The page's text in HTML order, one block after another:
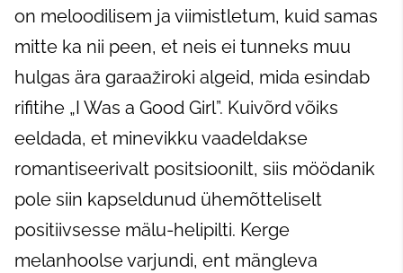
on meloodilisem ja viimistletum, kuid samas
mitte ka nii peen, et neis ei tunneks muu
hulgas ära garaažiroki algeid, mida esindab
rifitihe „I Was a Good Girl”. Kuivõrd võiks
eeldada, et minevikku vaadeldakse
romantiseerivalt positsioonilt, siis möödanik
pole siin kapseldunud ühemõtteliselt
positiivsesse mälu-helipilti. Kerge
melanhoolse varjundi, ent mängleva